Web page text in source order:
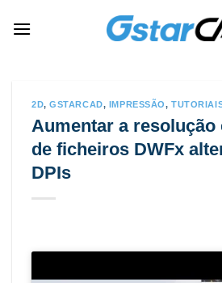
2D,GSTARCAD, IMPRESSÃO,
Aumentar a resolução
de ficheiros DWFx
DPIs